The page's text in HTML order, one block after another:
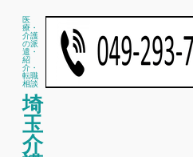
医
療・
介護
の派
遣・
紹
介・
転職
相談
埼
玉
介